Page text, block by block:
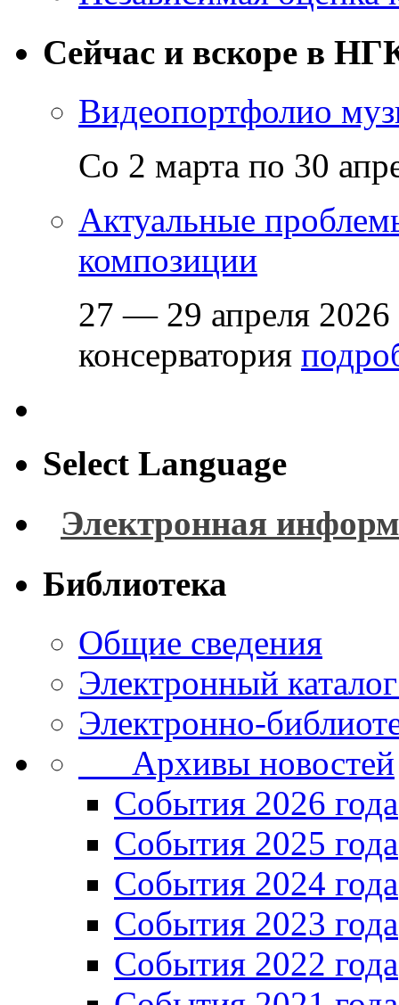
Сейчас и вскоре в
Видеопортфолио
Со 2 марта по 30
Актуальные
композиции
27 — 29 апреля 2026
консерватория
Select Language
Электронная
Библиотека
Общие сведения
Электронный
Электронно-
Архивы новостей
Cобытия 2026 года
События 2025 года
События 2024 года
События 2023 года
Cобытия 2022 года